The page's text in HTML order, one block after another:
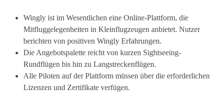
Wingly ist im Wesentlichen eine Online-Plattform, die
Mitfluggelegenheiten in Kleinflugzeugen anbietet. Nutzer
berichten von positiven Wingly Erfahrungen.
Die Angebotspalette reicht von kurzen Sightseeing-
Rundflügen bis hin zu Langstreckenflügen.
Alle Piloten auf der Plattform müssen über die erforderlichen
Lizenzen und Zertifikate verfügen.